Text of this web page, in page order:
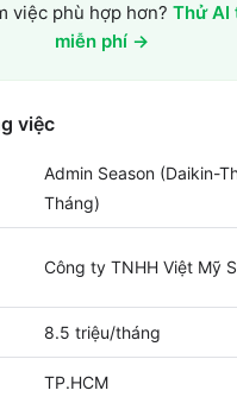
việc phù hợp hơn? Thử AI
miễn phí →
việc
Admin Season (Daikin-
Tháng)
Công ty TNHH Việt Mỹ
8.5 triệu/tháng
TP.HCM